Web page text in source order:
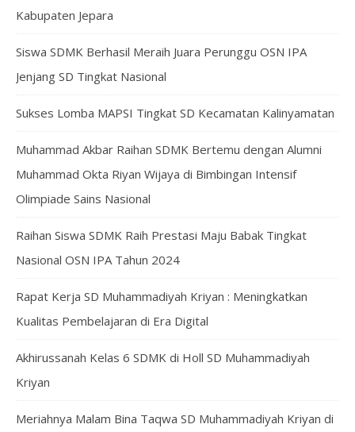
Kabupaten Jepara
Siswa SDMK Berhasil Meraih Juara Perunggu OSN IPA
Jenjang SD Tingkat Nasional
Sukses Lomba MAPSI Tingkat SD Kecamatan Kalinyamatan
Muhammad Akbar Raihan SDMK Bertemu dengan Alumni
Muhammad Okta Riyan Wijaya di Bimbingan Intensif
Olimpiade Sains Nasional
Raihan Siswa SDMK Raih Prestasi Maju Babak Tingkat
Nasional OSN IPA Tahun 2024
Rapat Kerja SD Muhammadiyah Kriyan : Meningkatkan
Kualitas Pembelajaran di Era Digital
Akhirussanah Kelas 6 SDMK di Holl SD Muhammadiyah
Kriyan
Meriahnya Malam Bina Taqwa SD Muhammadiyah Kriyan di